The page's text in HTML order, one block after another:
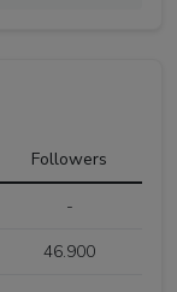
Followers
-
46.900